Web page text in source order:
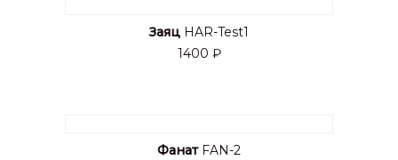
Заяц HAR-Test1
1400 ₽
ФанатFAN-2